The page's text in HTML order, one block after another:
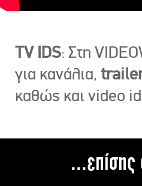
TV IDS: Στη
για κανάλια,
καθώς και video